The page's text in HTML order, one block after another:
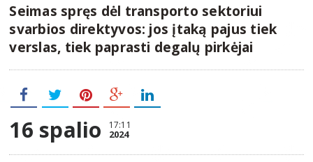
Seimas spręs dėl transporto sektoriui
svarbios direktyvos: jos įtaką pajus tiek
verslas, tiek paprasti degalų pirkėjai
16 spalio 17:11
2024